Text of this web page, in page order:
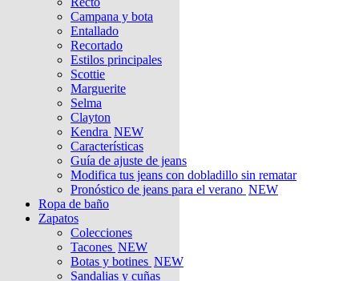
Campana y bota
Entallado
Recortado
Estilos principales
Scottie
Marguerite
Selma
Clayton
Kendra NEW
Características
Guía de ajuste de jeans
Modifica tus jeans con dobladillo sin rematar
Pronóstico de jeans para el verano NEW
Ropa de baño
Zapatos
Colecciones
Tacones NEW
Botas y botines NEW
Sandalias y cuñas